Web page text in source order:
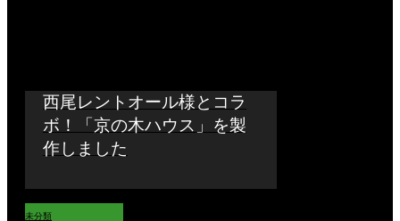
西尾レントオール様とコラ
ボ！「京の木ハウス」を製
作しました
未分類